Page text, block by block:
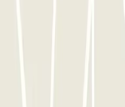
entrar e sair do parque de